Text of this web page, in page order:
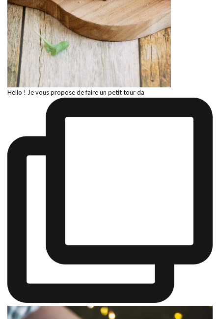
Hello ! Je vous propose de faire un petit tour da